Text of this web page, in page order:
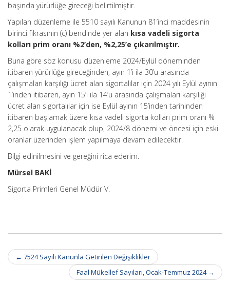
başında yürürlüğe gireceği belirtilmiştir.
Yapılan düzenleme ile 5510 sayılı Kanunun 81’inci maddesinin
birinci fıkrasının (c) bendinde yer alan kısa vadeli sigorta
kolları prim oranı %2’den, %2,25’e çıkarılmıştır.
Buna göre söz konusu düzenleme 2024/Eylül döneminden
itibaren yürürlüğe gireceğinden, ayın 1’i ila 30’u arasında
çalışmaları karşılığı ücret alan sigortalılar için 2024 yılı Eylül ayının
1’inden itibaren, ayın 15’i ila 14’ü arasında çalışmaları karşılığı
ücret alan sigortalılar için ise Eylül ayının 15’inden tarihinden
itibaren başlamak üzere kısa vadeli sigorta kolları prim oranı %
2,25 olarak uygulanacak olup, 2024/8 dönemi ve öncesi için eski
oranlar üzerinden işlem yapılmaya devam edilecektir.
Bilgi edinilmesini ve gereğini rica ederim.
Mürsel BAKİ
Sigorta Primleri Genel Müdür V.
Post
navigation
← 7524 Sayılı Kanunla Getirilen Değişiklikler
Faal Mükellef Sayıları, Ocak-Temmuz 2024 →